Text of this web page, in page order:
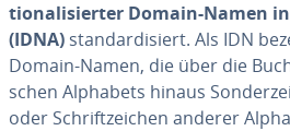
tio­na­li­sier­ter Domain-Namen
(IDNA) stan­dar­di­siert. Als IDN
Domain-Namen, die über die
schen Alphabets hinaus
oder Schrift­zei­chen anderer